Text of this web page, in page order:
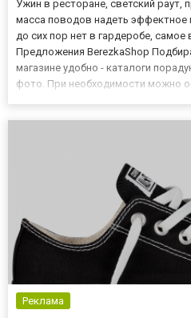
Ужин в ресторане, светский раут,
масса поводов надеть эффектное
до сих пор нет в гардеробе, самое
Предложения BerezkaShop
магазине удобно - каталоги
фото. При необходимости можно
Реклама